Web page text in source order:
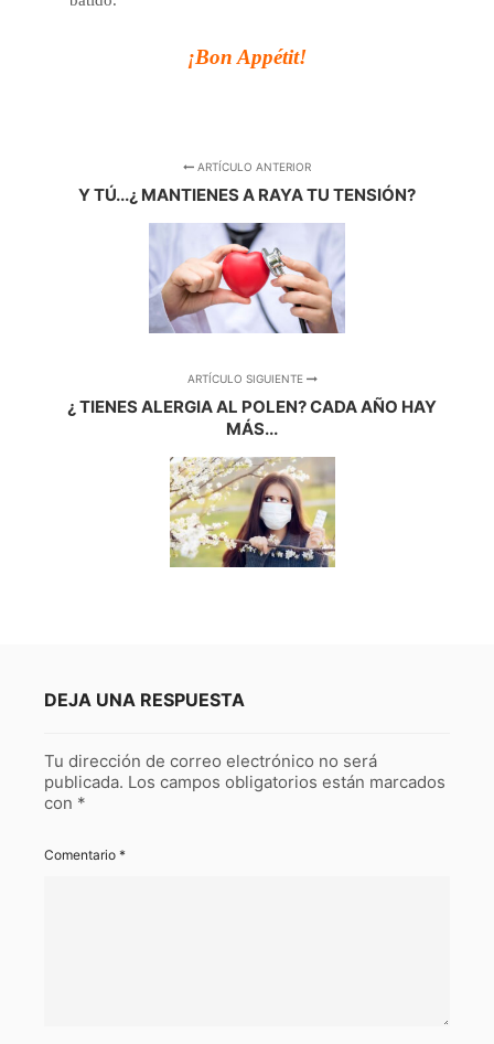
¡Bon Appétit!
ARTÍCULO ANTERIOR
Y TÚ...¿ MANTIENES A RAYA TU TENSIÓN?
ARTÍCULO SIGUIENTE
¿ TIENES ALERGIA AL POLEN? CADA AÑO HAY
MÁS...
DEJA UNA RESPUESTA
Tu dirección de correo electrónico no será
publicada. Los campos obligatorios están marcados
con *
Comentario *